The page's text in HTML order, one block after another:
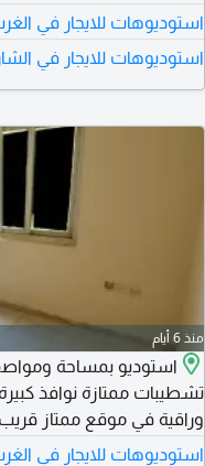
سوبر لوكس بتصميم عصري
نستو وجميع الخدمات
عبر الطرق الرئيسية.
استوديوهات للايجار في
استوديوهات للايجار في
منذ 6 أيام
استوديو بمساحة
تشطيبات ممتازة نوافذ
وراقية في موقع ممتاز
استوديوهات للايجار في